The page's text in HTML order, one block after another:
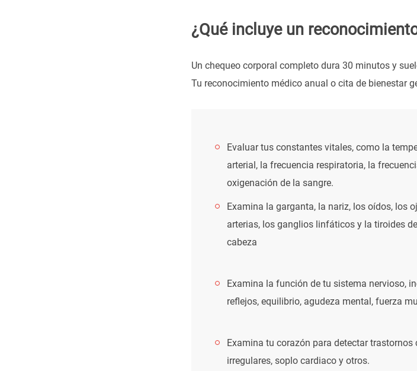
¿Qué incluye un
Un chequeo corporal completo dura 30 minutos y
Tu reconocimiento médico anual o cita de bienestar
Evaluar tus constantes vitales, como la
arterial, la frecuencia respiratoria, la
oxigenación de la sangre.
Examina la garganta, la nariz, los oídos, los
arterias, los ganglios linfáticos y la tiroides
cabeza
Examina la función de tu sistema nervioso,
reflejos, equilibrio, agudeza mental, fuerza
Examina tu corazón para detectar trastornos
irregulares, soplo cardiaco y otros.